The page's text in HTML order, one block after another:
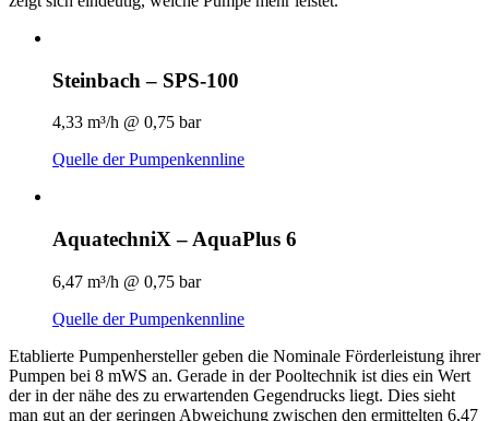
Steinbach – SPS-100
4,33 m³/h @ 0,75 bar
Quelle der Pumpenkennline
AquatechniX – AquaPlus 6
6,47 m³/h @ 0,75 bar
Quelle der Pumpenkennline
Etablierte Pumpenhersteller geben die Nominale Förderleistung ihrer
Pumpen bei 8 mWS an. Gerade in der Pooltechnik ist dies ein Wert
der in der nähe des zu erwartenden Gegendrucks liegt. Dies sieht
man gut an der geringen Abweichung zwischen den ermittelten 6,47